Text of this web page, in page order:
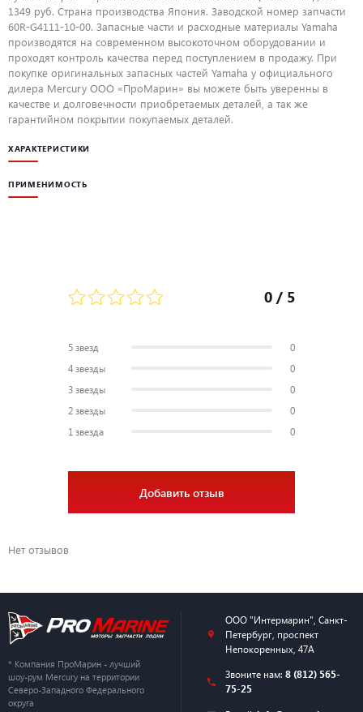
1349 руб. Страна производства Япония. Заводской номер запчасти
60R-G4111-10-00. Запасные части и расходные материалы Yamaha
производятся на современном высокоточном оборудовании и
проходят контроль качества перед поступлением в продажу. При
покупке оригинальных запасных частей Yamaha у официального
дилера Mercury ООО «ПроМарин» вы можете быть уверенны в
качестве и долговечности приобретаемых деталей, а так же
гарантийном покрытии покупаемых деталей.
ХАРАКТЕРИСТИКИ
ПРИМЕНИМОСТЬ
0 / 5
5 звезд
0
4 звезды
0
3 звезды
0
2 звезды
0
1 звезда
0
Добавить отзыв
Нет отзывов
* Компания ПроМарин - лучший
шоу-рум Mercury на территории
Северо-Западного Федерального
округа
ООО "Интермарин" Санкт-
Петербург, проспект
Непокоренных, 47А
Звоните нам: 8 (812) 565-
75-25